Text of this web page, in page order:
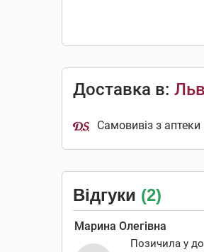
Доставка в:
Самовивіз з аптеки
Відгуки (2)
Марина Олегівна
Позичила у